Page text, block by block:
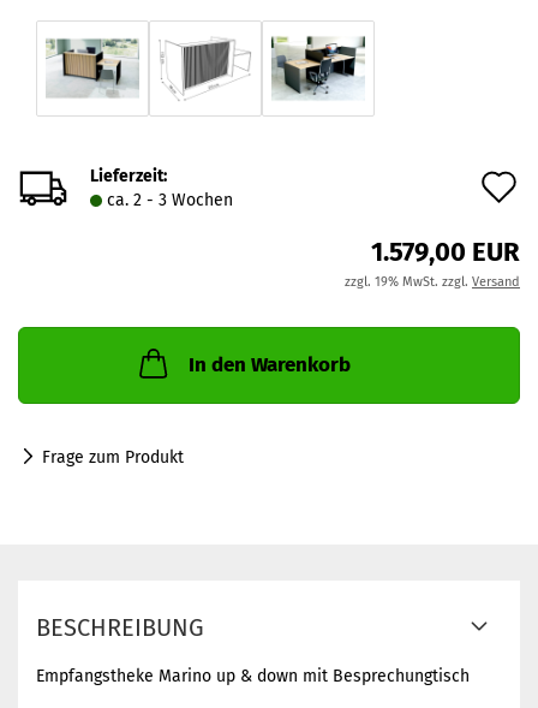
Lieferzeit:
ca. 2 - 3 Wochen
1.579,00 EUR
zzgl. 19% MwSt. zzgl. Versand
In den Warenkorb
Frage zum Produkt
BESCHREIBUNG
Empfangstheke Marino up & down mit Besprechungtisch